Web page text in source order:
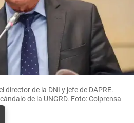
director de la DNI y jefe de DAPRE.
de la UNGRD. Foto: Colprensa